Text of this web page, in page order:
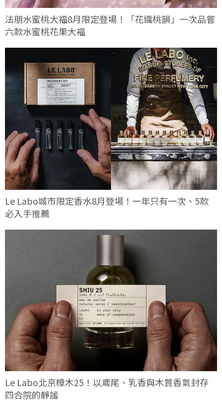
法朋水蜜桃大福8月限定登場！「花織桃韻」一次品嘗
六款水蜜桃花果大福
Le Labo城市限定香水8月登場！一年只有一次、5款
必入手推薦
Le Labo北京樟木25！以鳶尾、乳香與木質香氣封存
四合院的靜謐